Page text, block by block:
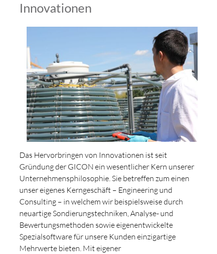
Innovationen
Das Hervorbringen von Innovationen ist seit
Gründung der GICON ein wesentlicher Kern unserer
Unternehmensphilosophie. Sie betreffen zum einen
unser eigenes Kerngeschäft – Engineering und
Consulting – in welchem wir beispielsweise durch
neuartige Sondierungstechniken, Analyse- und
Bewertungsmethoden sowie eigenentwickelte
Spezialsoftware für unsere Kunden einzigartige
Mehrwerte bieten. Mit eigener